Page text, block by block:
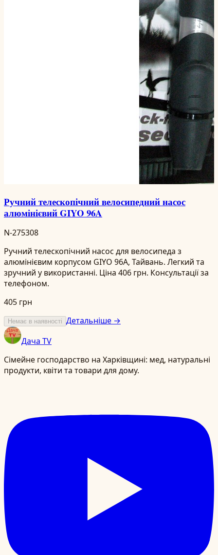
Ручний телескопічний велосипедний насос
алюмінієвий GIYO 96A
N-275308
Ручний телескопічний насос для велосипеда з
алюмінієвим корпусом GIYO 96A, Тайвань. Легкий та
зручний у використанні. Ціна 406 грн. Консультації за
телефоном.
405 грн
Немає в наявності Детальніше →
Дача TV
Сімейне господарство на Харківщині: мед, натуральні
продукти, квіти та товари для дому.